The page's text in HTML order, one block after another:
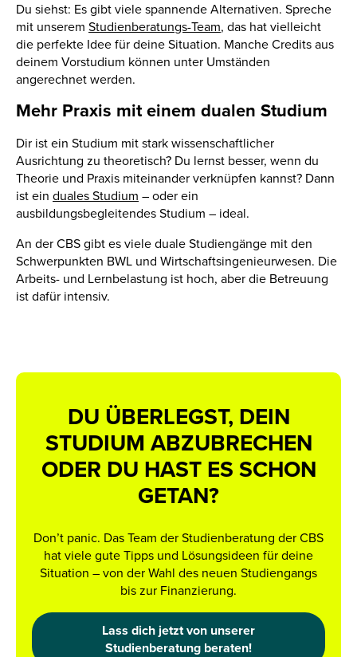
Du siehst: Es gibt viele spannende Alternativen. Spreche
mit unserem Studienberatungs-Team, das hat vielleicht
die perfekte Idee für deine Situation. Manche Credits aus
deinem Vorstudium können unter Umständen
angerechnet werden.
Mehr Praxis mit einem dualen Studium
Dir ist ein Studium mit stark wissenschaftlicher
Ausrichtung zu theoretisch? Du lernst besser, wenn du
Theorie und Praxis miteinander verknüpfen kannst? Dann
ist ein duales Studium – oder ein
ausbildungsbegleitendes Studium – ideal.
An der CBS gibt es viele duale Studiengänge mit den
Schwerpunkten BWL und Wirtschaftsingenieurwesen. Die
Arbeits- und Lernbelastung ist hoch, aber die Betreuung
ist dafür intensiv.
DU ÜBERLEGST, DEIN
STUDIUM ABZUBRECHEN
ODER DU HAST ES SCHON
GETAN?
Don’t panic. Das Team der Studienberatung der CBS
hat viele gute Tipps und Lösungsideen für deine
Situation – von der Wahl des neuen Studiengangs
bis zur Finanzierung.
Lass dich jetzt von unserer
Studienberatung beraten!